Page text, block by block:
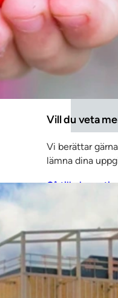
Vill du veta
Vi berättar
lämna dina
Gå till